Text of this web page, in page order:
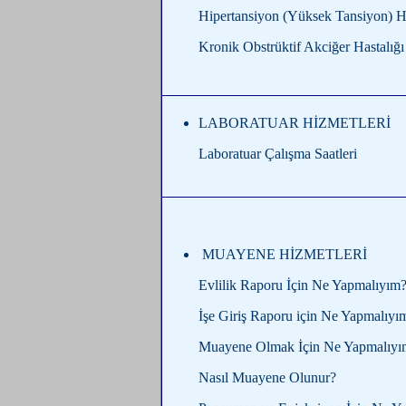
Hipertansiyon (Yüksek Tansiyon)
Kronik Obstrüktif Akciğer Hastalığı
LABORATUAR HİZMETLERİ
Laboratuar Çalışma Saatleri
MUAYENE HİZMETLERİ
Evlilik Raporu İçin Ne Yapmalıyım?
İşe Giriş Raporu için Ne
Muayene Olmak İçin Ne
Nasıl Muayene Olunur?